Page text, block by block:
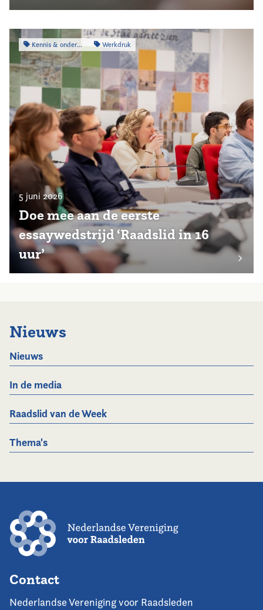
Kennis & onderzoek Werkdruk
5 juni 2026
Doe mee aan de eerste
essaywedstrijd ‘Raadslid in 16
uur’
Nieuws
Nieuws
In de media
Raadslid van de Week
Thema's
Contact
Nederlandse Vereniging voor Raadsleden